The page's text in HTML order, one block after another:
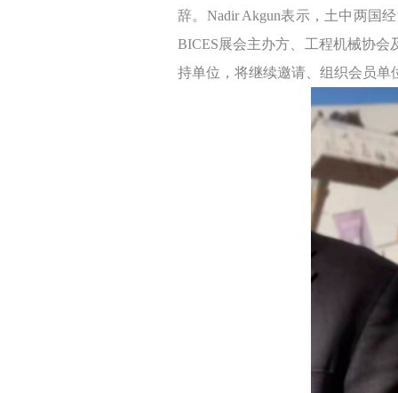
辞。Nadir Akgun表示，土中两国
BICES展会主办方、工程机械协会
持单位，将继续邀请、组织会员单